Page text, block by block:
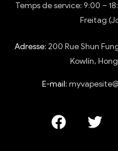
Temps de service: 9:00 –
Freitag
Adresse: 200 Rue Shun
Kowlín,
E-mail: